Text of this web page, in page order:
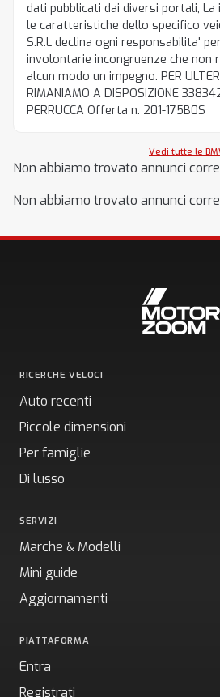
dati pubblicati dai diversi portali,
le caratteristiche dello specifico
S.R.L declina ogni responsabilita'
involontarie incongruenze che non
alcun modo un impegno. PER
RIMANIAMO A DISPOSIZIONE
PERRUCCA Offerta n. 201-175B0S
Vedi tutte le
Non abbiamo trovato annunci
Non abbiamo trovato annunci
RICERCHE VELOCI
Auto recenti
Piccole dimensioni
Per famiglie
Di lusso
SERVIZI
Marche & Modelli
Mini guide
Aggiornamenti
PIATTAFORMA
Entra
Registrati